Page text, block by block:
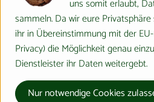
So geht´s
Hofladen
Über uns
Jetzt
Passwort
uns somit erlaubt,
sammeln. Da wir eure
ihr in Übereinstimmung mit der
Privacy) die Möglichkeit genau
Dienstleister ihr Daten weitergebt.
Nur notwendige Cookies